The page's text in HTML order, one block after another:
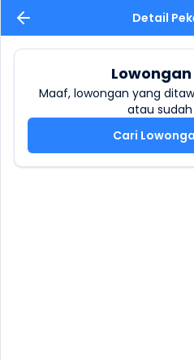
Detail
Maaf, lowongan yang
atau
Cari